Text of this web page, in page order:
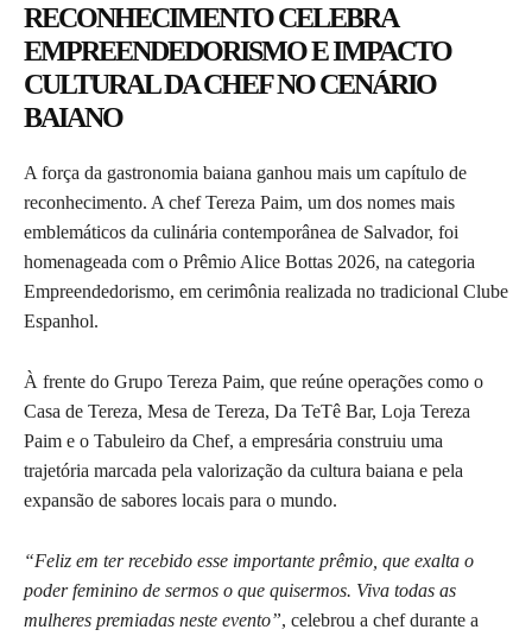
RECONHECIMENTO CELEBRA
EMPREENDEDORISMO E IMPACTO
CULTURAL DA CHEF NO CENÁRIO
BAIANO
A força da gastronomia baiana ganhou mais um capítulo de
reconhecimento. A chef Tereza Paim, um dos nomes mais
emblemáticos da culinária contemporânea de Salvador, foi
homenageada com o Prêmio Alice Bottas 2026, na categoria
Empreendedorismo, em cerimônia realizada no tradicional Clube
Espanhol.
À frente do Grupo Tereza Paim, que reúne operações como o
Casa de Tereza, Mesa de Tereza, Da TeTê Bar, Loja Tereza
Paim e o Tabuleiro da Chef, a empresária construiu uma
trajetória marcada pela valorização da cultura baiana e pela
expansão de sabores locais para o mundo.
“Feliz em ter recebido esse importante prêmio, que exalta o
poder feminino de sermos o que quisermos. Viva todas as
mulheres premiadas neste evento”, celebrou a chef durante a